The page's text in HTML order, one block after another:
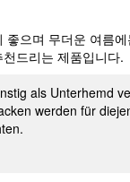
으며 무더운 여름
드리는 제품입니다.
als Unterhemd
werden für